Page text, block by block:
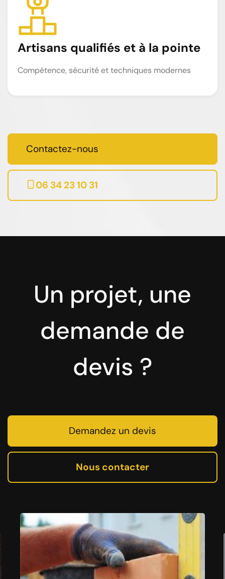
Artisans qualifiés et à la pointe
Compétence, sécurité et techniques modernes
Contactez-nous
06 34 23 10 31
Un projet, une
demande de
devis ?
Demandez un devis
Nous contacter